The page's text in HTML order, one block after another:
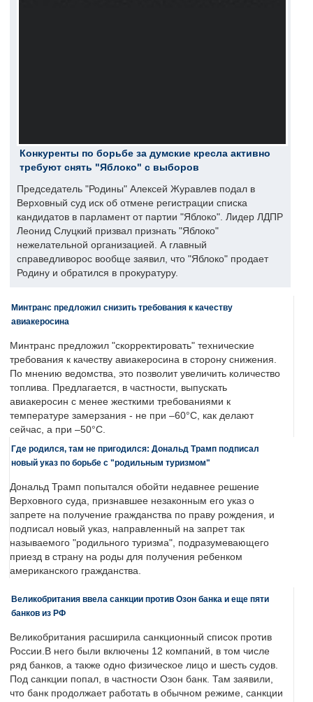
Конкуренты по борьбе за думские кресла активно
требуют снять "Яблоко" с выборов
Председатель "Родины" Алексей Журавлев подал в
Верховный суд иск об отмене регистрации списка
кандидатов в парламент от партии "Яблоко". Лидер ЛДПР
Леонид Слуцкий призвал признать "Яблоко"
нежелательной организацией. А главный
справедливорос вообще заявил, что "Яблоко" продает
Родину и обратился в прокуратуру.
Минтранс предложил снизить требования к качеству
авиакеросина
Минтранс предложил "скорректировать" технические
требования к качеству авиакеросина в сторону снижения.
По мнению ведомства, это позволит увеличить количество
топлива. Предлагается, в частности, выпускать
авиакеросин с менее жесткими требованиями к
температуре замерзания - не при –60°C, как делают
сейчас, а при –50°C.
Где родился, там не пригодился: Дональд Трамп подписал
новый указ по борьбе с "родильным туризмом"
Дональд Трамп попытался обойти недавнее решение
Верховного суда, признавшее незаконным его указ о
запрете на получение гражданства по праву рождения, и
подписал новый указ, направленный на запрет так
называемого "родильного туризма", подразумевающего
приезд в страну на роды для получения ребенком
американского гражданства.
Великобритания ввела санкции против Озон банка и еще пяти
банков из РФ
Великобритания расширила санкционный список против
России.В него были включены 12 компаний, в том числе
ряд банков, а также одно физическое лицо и шесть судов.
Под санкции попал, в частности Озон банк. Там заявили,
что банк продолжает работать в обычном режиме, санкции